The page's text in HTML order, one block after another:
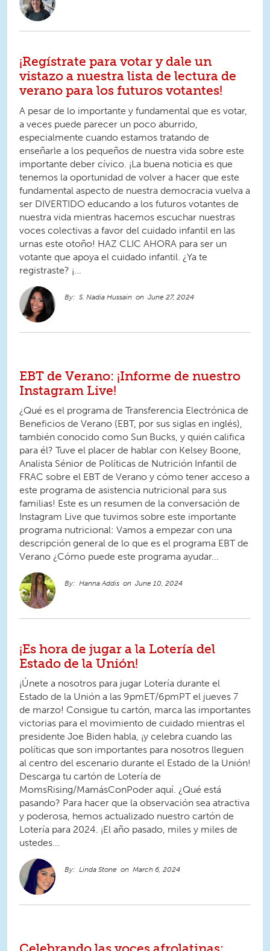
¡Regístrate para votar y dale un
vistazo a nuestra lista de lectura de
verano para los futuros votantes!
A pesar de lo importante y fundamental que es votar,
a veces puede parecer un poco aburrido,
especialmente cuando estamos tratando de
enseñarle a los pequeños de nuestra vida sobre este
importante deber cívico. ¡La buena noticia es que
tenemos la oportunidad de volver a hacer que este
fundamental aspecto de nuestra democracia vuelva a
ser DIVERTIDO educando a los futuros votantes de
nuestra vida mientras hacemos escuchar nuestras
voces colectivas a favor del cuidado infantil en las
urnas este otoño! HAZ CLIC AHORA para ser un
votante que apoya el cuidado infantil. ¿Ya te
registraste? ¡...
S. Nadia Hussain June 27, 2024
EBT de Verano: ¡Informe de nuestro
Instagram Live!
¿Qué es el programa de Transferencia Electrónica de
Beneficios de Verano (EBT, por sus siglas en inglés),
también conocido como Sun Bucks, y quién califica
para él? Tuve el placer de hablar con Kelsey Boone,
Analista Sénior de Políticas de Nutrición Infantil de
FRAC sobre el EBT de Verano y cómo tener acceso a
este programa de asistencia nutricional para sus
familias! Este es un resumen de la conversación de
Instagram Live que tuvimos sobre este importante
programa nutricional: Vamos a empezar con una
descripción general de lo que es el programa EBT de
Verano ¿Cómo puede este programa ayudar...
Hanna Addis June 10, 2024
¡Es hora de jugar a la Lotería del
Estado de la Unión!
¡Únete a nosotros para jugar Lotería durante el
Estado de la Unión a las 9pmET/6pmPT el jueves 7
de marzo! Consigue tu cartón, marca las importantes
victorias para el movimiento de cuidado mientras el
presidente Joe Biden habla, ¡y celebra cuando las
políticas que son importantes para nosotros lleguen
al centro del escenario durante el Estado de la Unión!
Descarga tu cartón de Lotería de
MomsRising/MamásConPoder aquí. ¿Qué está
pasando? Para hacer que la observación sea atractiva
y poderosa, hemos actualizado nuestro cartón de
Lotería para 2024. ¡El año pasado, miles y miles de
ustedes...
Linda Stone March 6, 2024